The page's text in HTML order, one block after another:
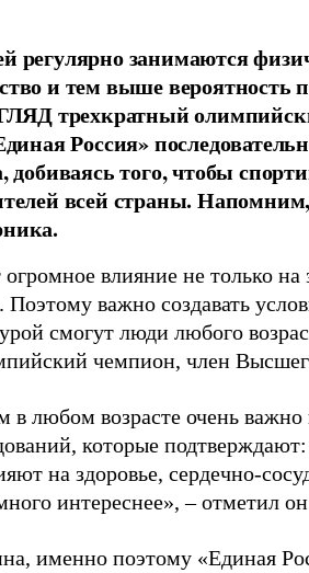
регулярно занимаются
и тем выше
трехкратный
Россия»
добиваясь того, чтобы
всей страны.
влияние не только на
важно создавать
смогут люди любого
чемпион, член
в любом возрасте очень
которые
на здоровье, сердечно-
интереснее», – отметил
именно поэтому «Единая